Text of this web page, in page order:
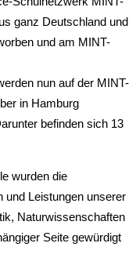
ganz Deutschland und
und am MINT-
nun auf der MINT-
in Hamburg
befinden sich 13
wurden die
und Leistungen unserer
Naturwissenschaften
Seite gewürdigt